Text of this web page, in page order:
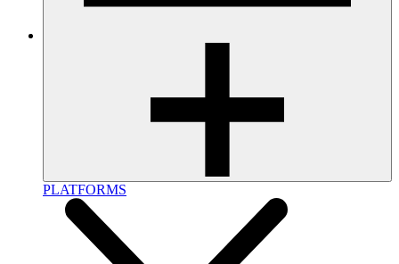
PLATFORMS